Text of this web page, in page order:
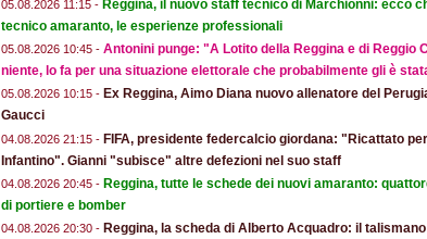
05.08.2026 11:15 - Reggina, il nuovo staff tecnico di Marchionni: ecco
tecnico amaranto, le esperienze professionali
05.08.2026 10:45 - Antonini punge: "A Lotito della Reggina e di Reggio
niente, lo fa per una situazione elettorale che probabilmente gli è
05.08.2026 10:15 - Ex Reggina, Aimo Diana nuovo allenatore del
Gaucci
04.08.2026 21:15 - FIFA, presidente federcalcio giordana: "Ricattato
Infantino". Gianni "subisce" altre defezioni nel suo staff
04.08.2026 20:45 - Reggina, tutte le schede dei nuovi amaranto:
di portiere e bomber
04.08.2026 20:30 - Reggina, la scheda di Alberto Acquadro: il